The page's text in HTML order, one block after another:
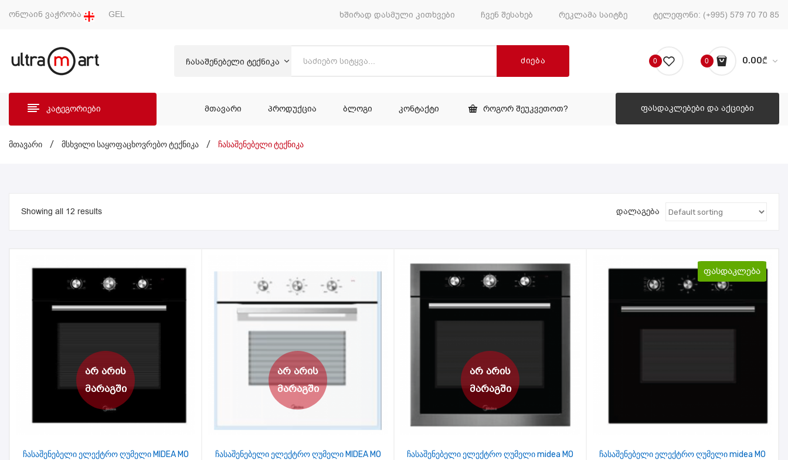
ონლაინ ვაჭრობა GEL ხშირად დასმული კითხვები ჩვენ შესახებ რეკლამა საიტზე ტელეფონი: (+995) 579 70 70 85
ჩასაშენებელი ტექნიკა ძიება 0 0 0.00₾
No products in the cart.
კატეგორიები
ᲛᲗᲐᲕᲐᲠᲘ ᲞᲠᲝᲓᲣᲥᲪᲘᲐ ᲑᲚᲝᲒᲘ ᲙᲝᲜᲢᲐᲥᲢᲘ ᲠᲝᲒᲝᲠ ᲨᲔᲣᲙᲕᲔᲗᲝᲗ? ფასდაკლებები და აქციები
ᲛᲗᲐᲕᲐᲠᲘ
მთავარი / მსხვილი საყოფაცხოვრებო ტექნიკა / ჩასაშენებელი ტექნიკა
Showing all 12 results დალაგება
ჩასაშენებელი ელექტრო ღუმელი MIDEA MO
ჩასაშენებელი ელექტრო ღუმელი MIDEA MO
ჩასაშენებელი ელექტრო ღუმელი midea MO
ფასდაკლება
ჩასაშენებელი ელექტრო ღუმელი midea MO